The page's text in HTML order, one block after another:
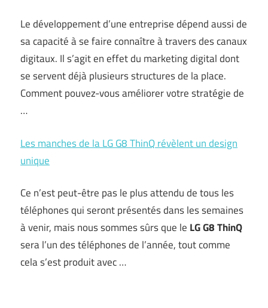
Le développement d’une entreprise dépend aussi de
sa capacité à se faire connaître à travers des canaux
digitaux. Il s’agit en effet du marketing digital dont
se servent déjà plusieurs structures de la place.
Comment pouvez-vous améliorer votre stratégie de
…
Les manches de la LG G8 ThinQ révèlent un design
unique
Ce n’est peut-être pas le plus attendu de tous les
téléphones qui seront présentés dans les semaines
à venir, mais nous sommes sûrs que le LG G8 ThinQ
sera l’un des téléphones de l’année, tout comme
cela s’est produit avec …